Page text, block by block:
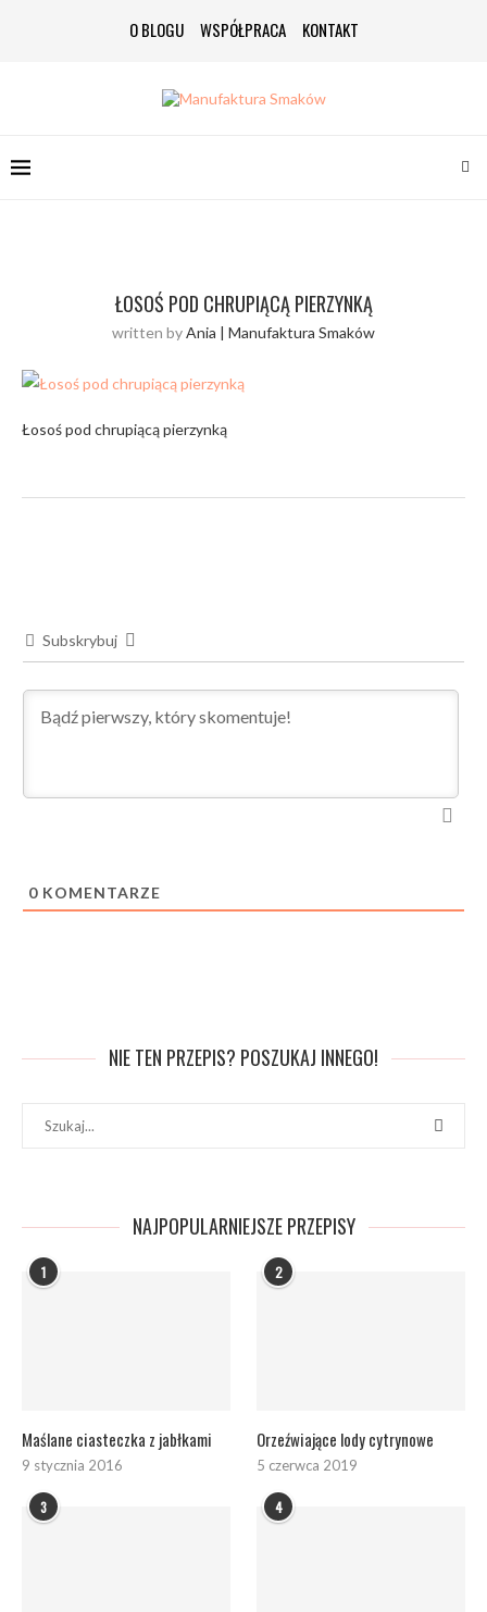
O BLOGU WSPÓŁPRACA KONTAKT
ŁOSOŚ POD CHRUPIĄCĄ PIERZYNKĄ
written byAnia | Manufaktura Smaków
Łosoś pod chrupiącą pierzynką
Subskrybuj
0 KOMENTARZE
NIE TEN PRZEPIS? POSZUKAJ INNEGO!
NAJPOPULARNIEJSZE PRZEPISY
1
Maślane ciasteczka z jabłkami
9 stycznia 2016
2
Orzeźwiające lody cytrynowe
5 czerwca 2019
3 4